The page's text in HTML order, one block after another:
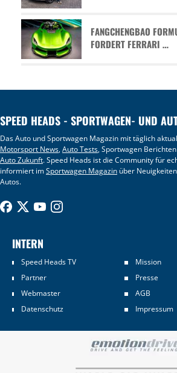
FANGCHENGBAO
FORDERT FERRARI …
SPEED HEADS - SPORTWAGEN- UND
Das Auto und Sportwagen Magazin mit täglich
Motorsport News,Auto Tests, Sportwagen
Auto Zukunft. Speed Heads ist die Community für
informiert imSportwagen Magazin über
Autos.
INTERN
Speed Heads TV
Mission
Partner
Presse
Webmaster
AGB
Datenschutz
Impressum